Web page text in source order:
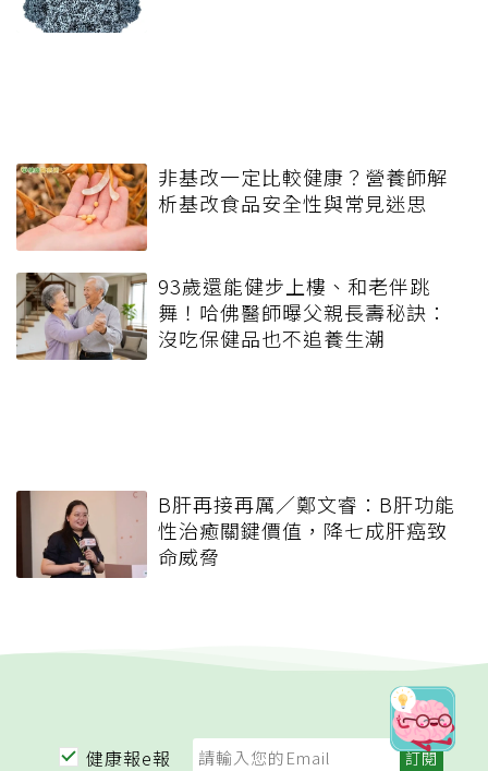
非基改一定比較健康？營養師解
析基改食品安全性與常見迷思
93歲還能健步上樓、和老伴跳
舞！哈佛醫師曝父親長壽秘訣：
沒吃保健品也不追養生潮
B肝再接再厲／鄭文睿：B肝功能
性治癒關鍵價值，降七成肝癌致
命威脅
健康報e報